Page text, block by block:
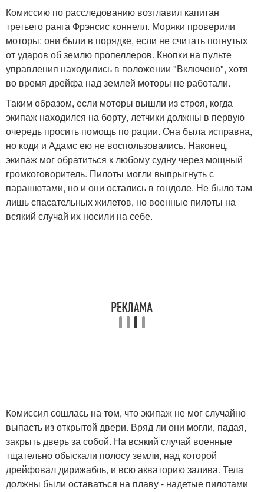
Комиссию по расследованию возглавил капитан
третьего ранга Фрэнсис коннелл. Моряки проверили
моторы: они были в порядке, если не считать погнутых
от ударов об землю пропеллеров. Кнопки на пульте
управления находились в положении "Включено", хотя
во время дрейфа над землей моторы не работали.
Таким образом, если моторы вышли из строя, когда
экипаж находился на борту, летчики должны в первую
очередь просить помощь по рации. Она была исправна,
но коди и Адамс ею не воспользовались. Наконец,
экипаж мог обратиться к любому судну через мощный
громкоговоритель. Пилоты могли выпрыгнуть с
парашютами, но и они остались в гондоле. Не было там
лишь спасательных жилетов, но военные пилоты на
всякий случай их носили на себе.
Комиссия сошлась на том, что экипаж не мог случайно
выпасть из открытой двери. Вряд ли они могли, падая,
закрыть дверь за собой. На всякий случай военные
тщательно обыскали полосу земли, над которой
дрейфовал дирижабль, и всю акваторию залива. Тела
должны были оставаться на плаву - надетые пилотами